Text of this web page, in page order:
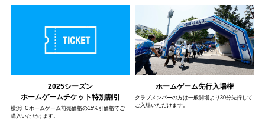
2025シーズン
ホームゲームチケット特別割引
横浜FCホームゲーム前売価格の15%引価格でご
購入いただけます。
ホームゲーム先行入場権
クラブメンバーの方は一般開場より30分先行して
ご入場いただけます。